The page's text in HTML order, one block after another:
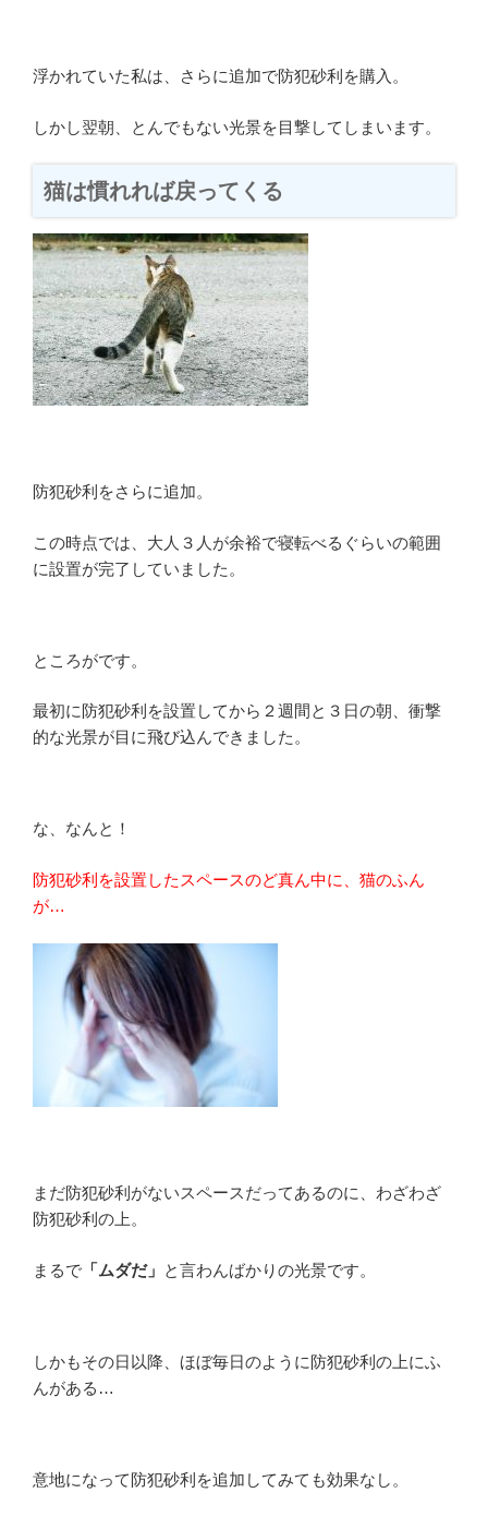
浮かれていた私は、さらに追加で防犯砂利を購入。
しかし翌朝、とんでもない光景を目撃してしまいます。
猫は慣れれば戻ってくる
防犯砂利をさらに追加。
この時点では、大人３人が余裕で寝転べるぐらいの範囲
に設置が完了していました。
ところがです。
最初に防犯砂利を設置してから２週間と３日の朝、衝撃
的な光景が目に飛び込んできました。
な、なんと！
防犯砂利を設置したスペースのど真ん中に、猫のふん
が…
まだ防犯砂利がないスペースだってあるのに、わざわざ
防犯砂利の上。
まるで 「ムダだ」 と言わんばかりの光景です。
しかもその日以降、ほぼ毎日のように防犯砂利の上にふ
んがある…
意地になって防犯砂利を追加してみても効果なし。